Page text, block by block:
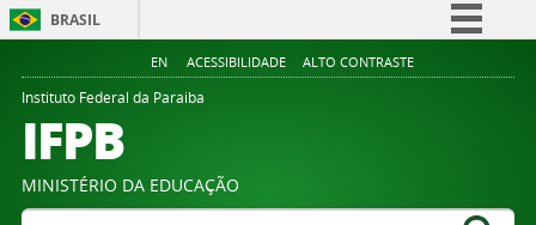
BRASIL
Simplifique!
Legislação
EN ACESSIBILIDADE ALTO CONTRASTE
Instituto Federal da Paraiba
IFPB
MINISTÉRIO DA EDUCAÇÃO
Buscar no portal